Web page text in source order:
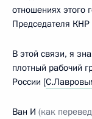
отношениях этого
Председателя
В этой связи, я
плотный рабочий
России [
Ван И (как